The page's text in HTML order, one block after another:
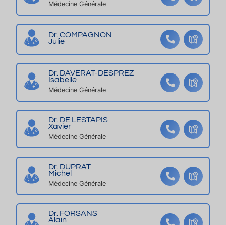
s
x
n
s
m
x,
s.,
nt
re
é
1*
Médecine Générale
Dr. COMPAGNON
Julie
Dr. DAVERAT-DESPREZ
Isabelle
Médecine Générale
Dr. DE LESTAPIS
Xavier
Médecine Générale
Dr. DUPRAT
Michel
Médecine Générale
Dr. FORSANS
Alain